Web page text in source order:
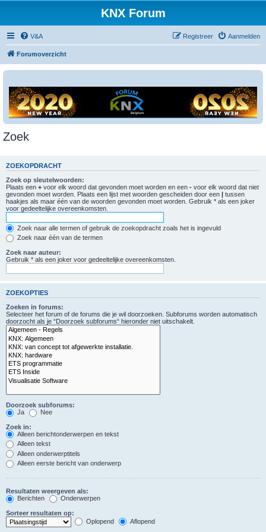
KNX Forum
V&A Aanmelden
Registreer
Forumoverzicht
Zoek
ZOEKOPDRACHT
Zoek op sleutelwoorden:
Plaats een + voor elk woord dat gevonden moet worden en een - voor elk woord dat niet
gevonden moet worden. Plaats een lijst met woorden gescheiden door een | tussen
haakjes als maar één van de woorden gevonden moet worden. Gebruik * als een joker
voor gedeeltelijke overeenkomsten.
Zoek naar alle termen of gebruik de zoekopdracht zoals het is ingevuld
Zoek naar één van de termen
Zoek naar auteur:
Gebruik * als een joker voor gedeeltelijke overeenkomsten.
ZOEKOPTIES
Zoeken in forums:
Selecteer het forum of de forums die je wil doorzoeken. Subforums worden automatisch
doorzocht als je “Doorzoek subforums“ hieronder niet uitschakelt.
Doorzoek subforums:
Ja
Nee
Zoek in:
Alleen berichtonderwerpen en tekst
Alleen tekst
Alleen onderwerptitels
Alleen eerste bericht van onderwerp
Resultaten weergeven als:
Berichten
Onderwerpen
Sorteer resultaten op:
Oplopend
Aflopend